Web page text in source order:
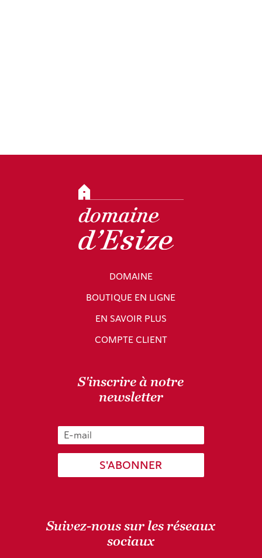
DOMAINE
BOUTIQUE EN LIGNE
EN SAVOIR PLUS
COMPTE CLIENT
S'inscrire à notre
newsletter
S'ABONNER
Suivez-nous sur les réseaux
sociaux